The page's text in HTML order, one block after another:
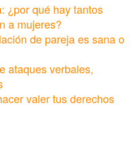
¿por qué hay tantos
a mujeres?
de pareja es sana o
ataques verbales,
valer tus derechos